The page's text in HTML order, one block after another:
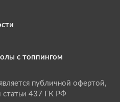
с топпингом
публичной офертой,
437 ГК РФ